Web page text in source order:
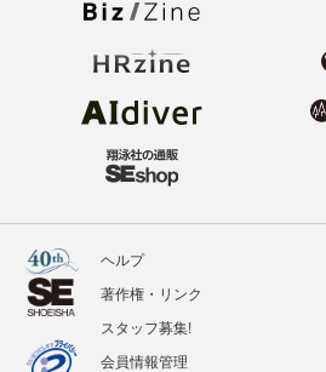
ヘルプ
著作権・リンク
スタッフ募集!
会員情報管理